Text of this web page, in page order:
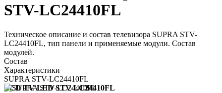
STV-LC24410FL
Техническое описание и состав телевизора SUPRA STV-
LC24410FL, тип панели и применяемые модули. Состав
модулей.
Состав
Характеристики
SUPRA STV-LC24410FL
LCD TV LED STV-LC24410FL